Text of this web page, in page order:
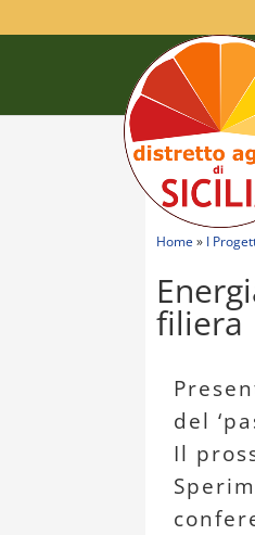
Home » I
filiera
del
Il